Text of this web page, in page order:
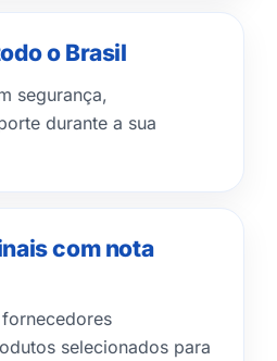
o Brasil
segurança,
durante a sua
com nota
selecionados para